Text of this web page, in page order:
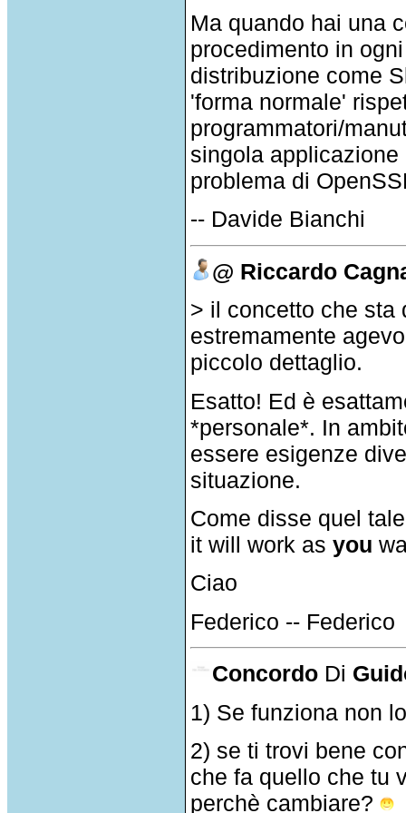
Ma quando hai una
procedimento in
distribuzione come
'forma normale'
programmatori/
singola
problema di
-- Davide Bianchi
@ Riccardo
> il concetto che sta
estremamente
piccolo dettaglio.
Esatto! Ed è
*personale*. In
essere esigenze
situazione.
Come disse quel
it will work asyou
Ciao
Federico -- Federico
Concordo Di
1) Se funziona non
2) se ti trovi bene
che fa quello che tu
perchè cambiare?